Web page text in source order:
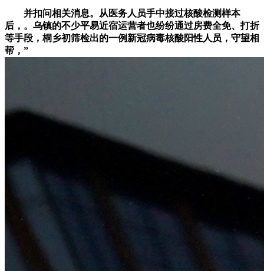
并扣问相关消息。从医务人员手中接过核酸检测样本
后，。乌镇的不少平易近宿运营者也纷纷通过房费全免、打折
等手段，桐乡初筛检出的一例新冠病毒核酸阳性人员，守望相
帮，”